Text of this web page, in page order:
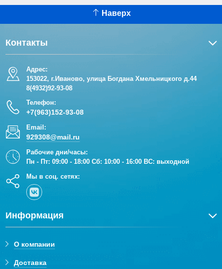
Наверх
Контакты
Адрес:
153022, г.Иваново, улица Богдана Хмельницкого д.44
8(4932)92-93-08
Телефон:
+7(963)152-93-08
Email:
929308@mail.ru
Рабочие дни/часы:
Пн - Пт: 09:00 - 18:00 Сб: 10:00 - 16:00 ВС: выходной
Мы в соц. сетях:
Информация
О компании
Доставка